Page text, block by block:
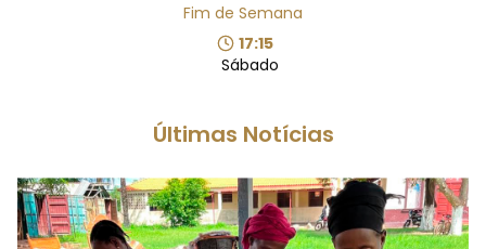
Fim de Semana
17:15
Sábado
Últimas Notícias